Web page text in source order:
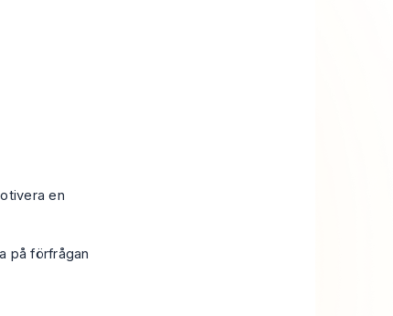
en
på förfrågan